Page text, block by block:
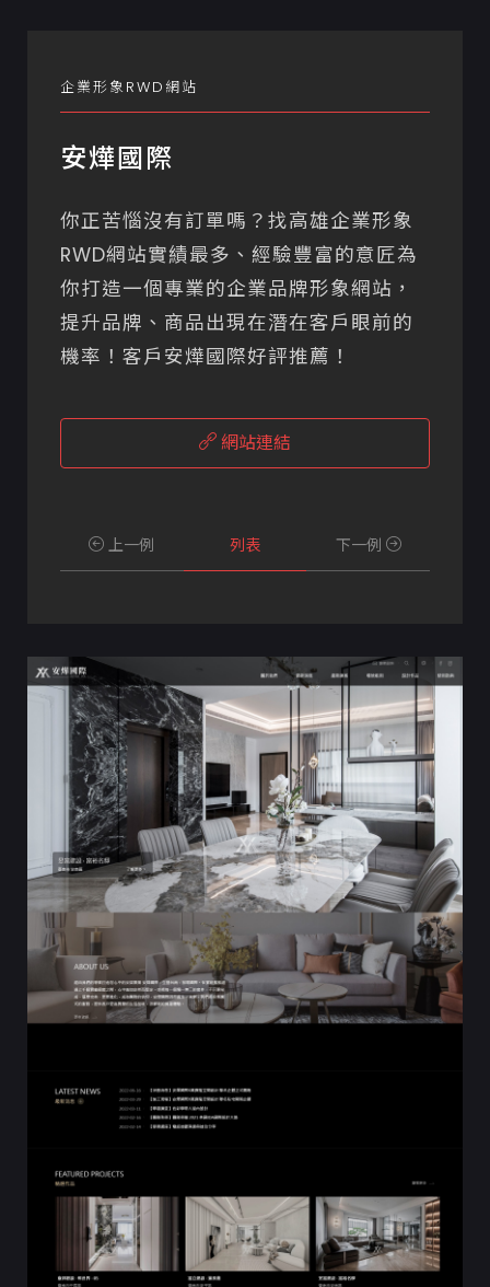
企業形象RWD網站
安燁國際
你正苦惱沒有訂單嗎？找高雄企業形象
RWD網站實績最多、經驗豐富的意匠為
你打造一個專業的企業品牌形象網站，
提升品牌、商品出現在潛在客戶眼前的
機率！客戶安燁國際好評推薦！
網站連結
上一例 列表 下一例